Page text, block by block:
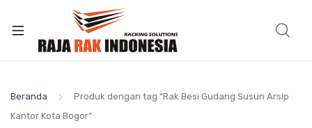
Beranda
Produk dengan tag “Rak Besi Gudang Susun Arsip
Kantor Kota Bogor”